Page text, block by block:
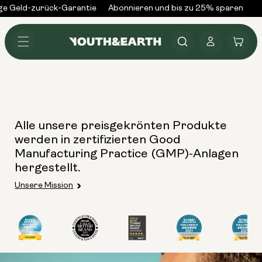
Inhalt
springen
Geld-zurück-Garantie Abonnieren und bis zu 25% sparen
AnmeldenWarenkorb
Alle unsere preisgekrönten Produkte
werden in zertifizierten Good
Manufacturing Practice (GMP)-Anlagen
hergestellt.
Unsere Mission